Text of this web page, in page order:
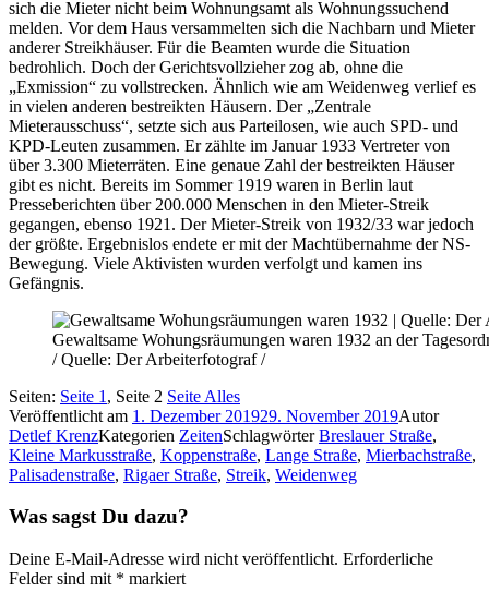
sich die Mieter nicht beim Wohnungsamt als Wohnungssuchend
melden. Vor dem Haus versammelten sich die Nachbarn und Mieter
anderer Streikhäuser. Für die Beamten wurde die Situation
bedrohlich. Doch der Gerichtsvollzieher zog ab, ohne die
„Exmission“ zu vollstrecken. Ähnlich wie am Weidenweg verlief es
in vielen anderen bestreikten Häusern. Der „Zentrale
Mieterausschuss“, setzte sich aus Parteilosen, wie auch SPD- und
KPD-Leuten zusammen. Er zählte im Januar 1933 Vertreter von
über 3.300 Mieterräten. Eine genaue Zahl der bestreikten Häuser
gibt es nicht. Bereits im Sommer 1919 waren in Berlin laut
Presseberichten über 200.000 Menschen in den Mieter-Streik
gegangen, ebenso 1921. Der Mieter-Streik von 1932/33 war jedoch
der größte. Ergebnislos endete er mit der Machtübernahme der NS-
Bewegung. Viele Aktivisten wurden verfolgt und kamen ins
Gefängnis.
Gewaltsame Wohungsräumungen waren 1932 an der
/ Quelle: Der Arbeiterfotograf /
Seiten: Seite 1 , Seite 2 Seite Alles
Veröffentlicht am 1. Dezember 201929. November 2019Autor
Detlef KrenzKategorien ZeitenSchlagwörterBreslauer Straße,
Kleine Markusstraße, Koppenstraße, Lange Straße, Mierbachstraße,
Palisadenstraße, Rigaer Straße, Streik, Weidenweg
Was sagst Du dazu?
Deine E-Mail-Adresse wird nicht veröffentlicht. Erforderliche
Felder sind mit * markiert